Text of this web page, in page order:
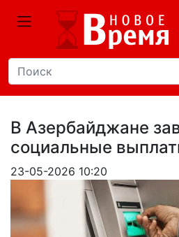
В Азербайджане
социальные
23-05-2026 10:20